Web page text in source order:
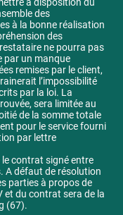
des
à la bonne réalisation
des
ne pourra pas
par un manque
remises par le client,
l’impossibilité
par la loi. La
sera limitée au
de la somme totale
pour le service fourni
par lettre
le contrat signé entre
A défaut de résolution
parties à propos de
et du contrat sera de la
(67).